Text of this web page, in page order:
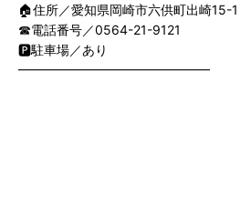
🏠住所／愛知県岡崎市六供町出崎15-1
☎電話番号／0564-21-9121
🅿️駐車場／あり
━━━━━━━━━━━━━━━